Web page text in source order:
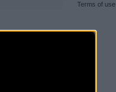
Terms of use
a más clientes